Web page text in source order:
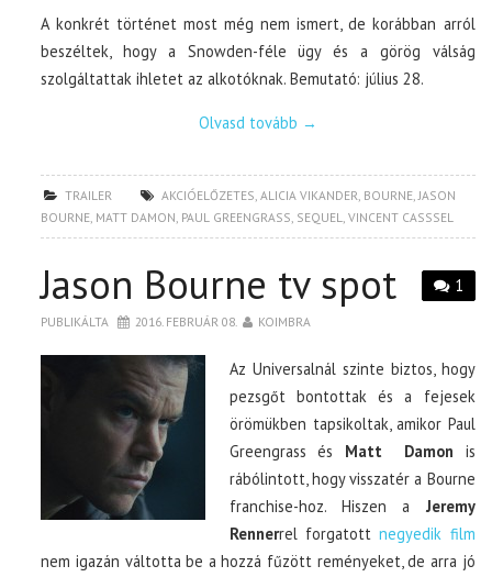
A konkrét történet most még nem ismert, de korábban arról
beszéltek, hogy a Snowden-féle ügy és a görög válság
szolgáltattak ihletet az alkotóknak. Bemutató: július 28.
Olvasd tovább →
TRAILER AKCIÓELŐZETES,ALICIA VIKANDER, BOURNE,JASON
BOURNE, MATT DAMON, PAUL GREENGRASS, SEQUEL,VINCENT CASSSEL
1
Jason Bourne tv spot
PUBLIKÁLTA 2016. FEBRUÁR 08. KOIMBRA
Az Universalnál szinte biztos, hogy
pezsgőt bontottak és a fejesek
örömükben tapsikoltak, amikor Paul
Greengrass és Matt Damon is
rábólintott, hogy visszatér a Bourne
franchise-hoz. Hiszen a Jeremy
Rennerrel forgatottnegyedik film
nem igazán váltotta be a hozzá fűzött reményeket, de arra jó